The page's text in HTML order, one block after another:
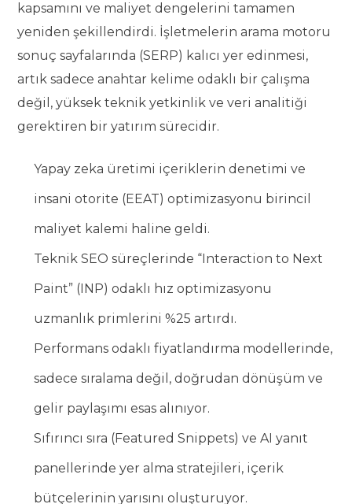
kapsamını ve maliyet dengelerini tamamen
yeniden şekillendirdi. İşletmelerin arama motoru
sonuç sayfalarında (SERP) kalıcı yer edinmesi,
artık sadece anahtar kelime odaklı bir çalışma
değil, yüksek teknik yetkinlik ve veri analitiği
gerektiren bir yatırım sürecidir.
Yapay zeka üretimi içeriklerin denetimi ve
insani otorite (EEAT) optimizasyonu birincil
maliyet kalemi haline geldi.
Teknik SEO süreçlerinde “Interaction to Next
Paint” (INP) odaklı hız optimizasyonu
uzmanlık primlerini %25 artırdı.
Performans odaklı fiyatlandırma modellerinde,
sadece sıralama değil, doğrudan dönüşüm ve
gelir paylaşımı esas alınıyor.
Sıfırıncı sıra (Featured Snippets) ve AI yanıt
panellerinde yer alma stratejileri, içerik
bütçelerinin yarısını oluşturuyor.